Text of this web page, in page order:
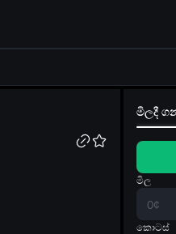
මිලදී
මිල
කොටස්